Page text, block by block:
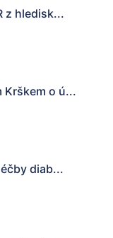
z hledisk...
Krškem o ú...
diab...